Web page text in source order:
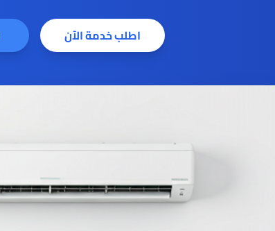
اطلب خدمة الآن